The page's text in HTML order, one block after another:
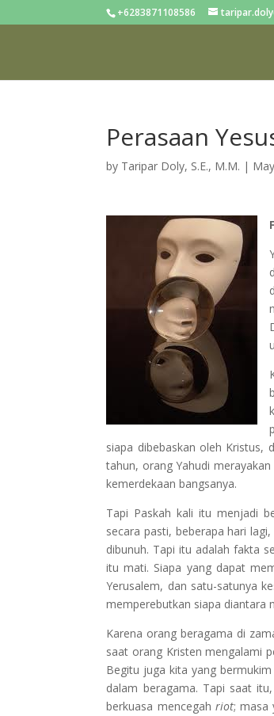
+6283871108586
Perasaan
by Taripar Doly, S.E., M.M. |
siapa dibebaskan oleh Kristus,
tahun, orang Yahudi
kemerdekaan bangsanya.
Tapi Paskah kali itu menjadi
secara pasti, beberapa hari
dibunuh. Tapi itu adalah fakta
itu mati. Siapa yang dapat
Yerusalem, dan satu-satunya
memperebutkan siapa diantara
Karena orang beragama di
saat orang Kristen mengalami
Begitu juga kita yang
dalam beragama. Tapi saat
berkuasa mencegah riot; masa